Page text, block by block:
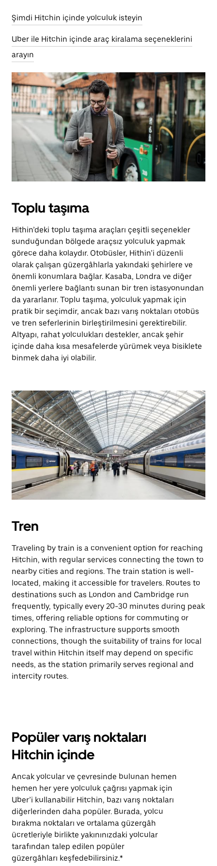
Şimdi Hitchin içinde yolculuk isteyin
Uber ile Hitchin içinde araç kiralama seçeneklerini
arayın
Toplu taşıma
Hithin’deki toplu taşıma araçları çeşitli seçenekler
sunduğundan bölgede araçsız yolculuk yapmak
görece daha kolaydır. Otobüsler, Hithin’i düzenli
olarak çalışan güzergâhlarla yakındaki şehirlere ve
önemli konumlara bağlar. Kasaba, Londra ve diğer
önemli yerlere bağlantı sunan bir tren istasyonundan
da yararlanır. Toplu taşıma, yolculuk yapmak için
pratik bir seçimdir, ancak bazı varış noktaları otobüs
ve tren seferlerinin birleştirilmesini gerektirebilir.
Altyapı, rahat yolculukları destekler, ancak şehir
içinde daha kısa mesafelerde yürümek veya bisiklete
binmek daha iyi olabilir.
Tren
Traveling by train is a convenient option for reaching
Hitchin, with regular services connecting the town to
nearby cities and regions. The train station is well-
located, making it accessible for travelers. Routes to
destinations such as London and Cambridge run
frequently, typically every 20-30 minutes during peak
times, offering reliable options for commuting or
exploring. The infrastructure supports smooth
connections, though the suitability of trains for local
travel within Hitchin itself may depend on specific
needs, as the station primarily serves regional and
intercity routes.
Popüler varış noktaları
Hitchin içinde
Ancak yolcular ve çevresinde bulunan hemen
hemen her yere yolculuk çağrısı yapmak için
Uber’i kullanabilir Hitchin, bazı varış noktaları
diğerlerinden daha popüler. Burada, yolcu
bırakma noktaları ve ortalama güzergâh
ücretleriyle birlikte yakınınızdaki yolcular
tarafından talep edilen popüler
güzergâhları keşfedebilirsiniz.*